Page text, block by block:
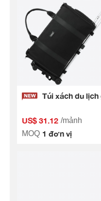
Túi xách du lịch
US$ 31.12 /mảnh
MOQ 1 đơn vị